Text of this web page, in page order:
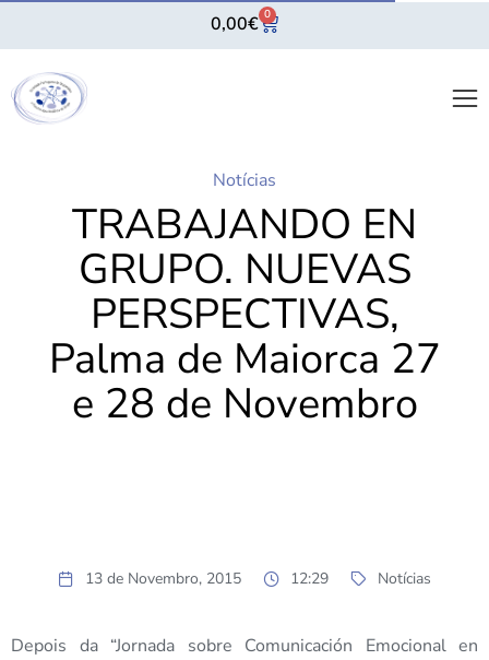
0,00€ 0
Notícias
TRABAJANDO EN
GRUPO. NUEVAS
PERSPECTIVAS,
Palma de Maiorca 27
e 28 de Novembro
13 de Novembro, 2015 12:29 Notícias
Depois da “Jornada sobre Comunicación Emocional en